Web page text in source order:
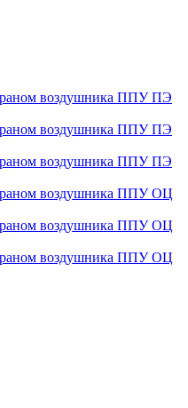
воздушника ППУ ПЭ
воздушника ППУ ПЭ
воздушника ППУ ПЭ
воздушника ППУ ОЦ
воздушника ППУ ОЦ
воздушника ППУ ОЦ